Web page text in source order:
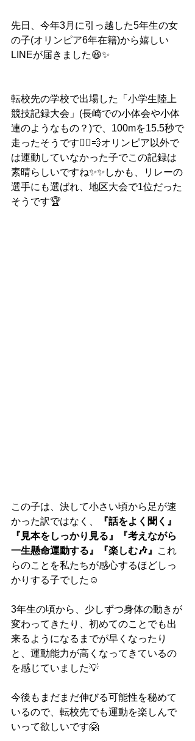
先日、今年3月に引っ越した5年生の女
の子(オリンピア6年在籍)から嬉しい
LINEが届きました😆✨
転校先の学校で出場した「小学生陸上
競技記録大会」(長崎での小体会や小体
連のようなもの？)で、100mを15.5秒で
走ったそうです🏃‍♀️💨オリンピア以外で
は運動していなかった子でこの記録は
素晴らしいですね✨✨しかも、リレーの
選手にも選ばれ、地区大会で1位だった
そうです🏆
この子は、決して小さい頃から足が速
かった訳ではなく、
『話をよく聞く』
『見本をしっかり見る』『考えながら
一生懸命運動する』『楽しむ🎶』
これ
らのことを私たちが感心するほどしっ
かりする子でした☺️
3年生の頃から、少しずつ身体の動きが
変わってきたり、初めてのことでも出
来るようになるまでが早くなったり
と、運動能力が高くなってきているの
を感じていました💡
今後もまだまだ伸びる可能性を秘めて
いるので、転校先でも運動を楽しんで
いって欲しいです🤗